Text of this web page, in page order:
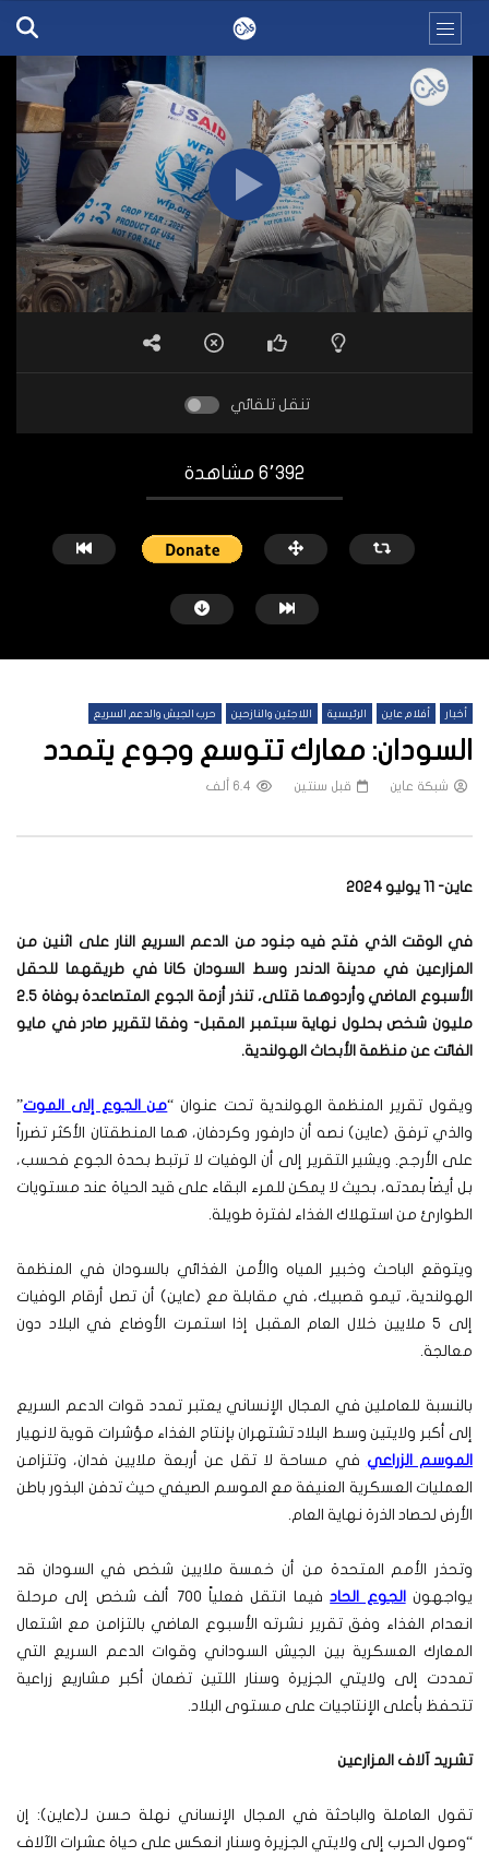
تنقل تلقائي
6٬392 مشاهدة
شاهد لاحقاً
تشظى النظام المصرفي في حرب السودان؟
أخبار أفلام عاين الرئيسية اللاجئين والنازحين حرب الجيش والدعم السريع
السودان: معارك تتوسع وجوع يتمدد
شبكة عاين قبل سنتين 6.4 ألف
عاين- 11 يوليو 2024
في الوقت الذي فتح فيه جنود من الدعم السريع النار على اثنين من
المزارعين في مدينة الدندر وسط السودان كانا في طريقهما للحقل
الأسبوع الماضي وأردوهما قتلى، تنذر أزمة الجوع المتصاعدة بوفاة 2.5
مليون شخص بحلول نهاية سبتمبر المقبل- وفقا لتقرير صادر في مايو
الفائت عن منظمة الأبحاث الهولندية.
ويقول تقرير المنظمة الهولندية تحت عنوان “من الجوع إلى الموت”
والذي ترفق (عاين) نصه أن دارفور وكردفان، هما المنطقتان الأكثر تضرراً
على الأرجح. ويشير التقرير إلى أن الوفيات لا ترتبط بحدة الجوع فحسب،
بل أيضاً بمدته، بحيث لا يمكن للمرء البقاء على قيد الحياة عند مستويات
الطوارئ من استهلاك الغذاء لفترة طويلة.
ويتوقع الباحث وخبير المياه والأمن الغذائي بالسودان في المنظمة
الهولندية، تيمو قصبيك، في مقابلة مع (عاين) أن تصل أرقام الوفيات
إلى 5 ملايين خلال العام المقبل إذا استمرت الأوضاع في البلاد دون
معالجة.
بالنسبة للعاملين في المجال الإنساني يعتبر تمدد قوات الدعم السريع
إلى أكبر ولايتين وسط البلاد تشتهران بإنتاج الغذاء مؤشرات قوية لانهيار
الموسم الزراعي في مساحة لا تقل عن أربعة ملايين فدان، وتتزامن
العمليات العسكرية العنيفة مع الموسم الصيفي حيث تدفن البذور باطن
الأرض لحصاد الذرة نهاية العام.
وتحذر الأمم المتحدة من أن خمسة ملايين شخص في السودان قد
يواجهون الجوع الحاد
فيما انتقل فعلياً 700 ألف شخص إلى مرحلة
انعدام الغذاء وفق تقرير نشرته الأسبوع الماضي بالتزامن مع اشتعال
المعارك العسكرية بين الجيش السوداني وقوات الدعم السريع التي
تمددت إلى ولايتي الجزيرة وسنار اللتين تضمان أكبر مشاريع زراعية
تتحفظ بأعلى الإنتاجيات على مستوى البلاد.
تشريد آلاف المزارعين
تقول العاملة والباحثة في المجال الإنساني نهلة حسن لـ(عاين): إن
“وصول الحرب إلى ولايتي الجزيرة وسنار انعكس على حياة عشرات الآلاف